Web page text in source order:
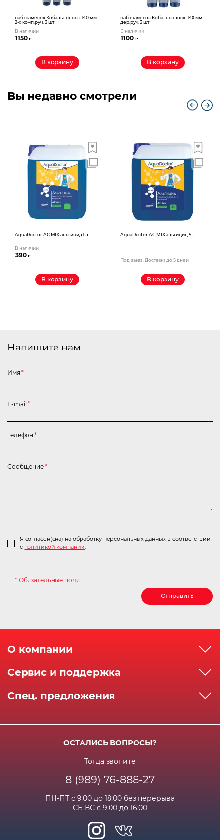
наб.стамесок Кобальт плоск. 140 мм
2-х комп.руч. 3 шт
В наличии
1150₽
В корзину
наб.стамесок Кобальт плоск. 140 мм
дер.руч. 3 шт
В наличии
1100₽
В корзину
Вы недавно смотрели
AquaDoctor AС MIX альгицид 1 л.
В наличии
390₽
В корзину
AquaDoctor AС MIX альгицид 5 л
Под заказ. Доставка до 5 дней
В корзину
Напишите нам
Имя *
E-mail *
Я согласен(сна) на обработку персональных данных в соответствии
с политикой компании.
Телефон *
Сообщение*
* Обязательные поля
Отправить
О компании
Сервисный центр
Сервис и поддержка
Возрат и гарантия
Спец. предложения
Часто задаваемые вопросы
ОСТАЛИСЬ ВОПРОСЫ?
Тогда звоните
8 (989) 76-888-27
ПН-ПТ с 9:00 до 18:00 без перерыва
СБ-ВС с 9:00 до 16:00